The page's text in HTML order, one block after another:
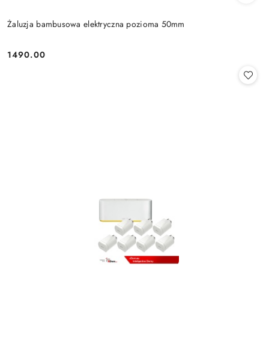
Żaluzja bambusowa elektryczna pozioma 50mm
Cena:
1490.00